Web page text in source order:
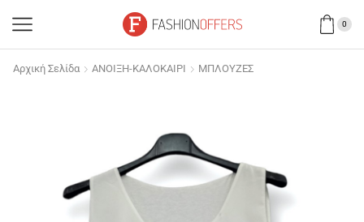
0
Αρχική Σελίδα ΑΝΟΙΞΗ-ΚΑΛΟΚΑΙΡΙ ΜΠΛΟΥΖΕΣ